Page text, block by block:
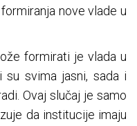
nove vlade u
formirati je vlada u
su svima jasni, sada i
Ovaj slučaj je samo
da institucije imaju